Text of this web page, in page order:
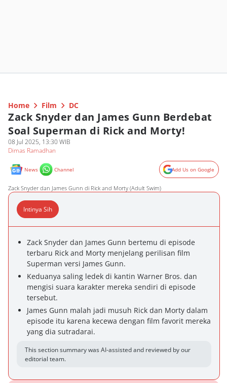
Home Film DC
Zack Snyder dan James Gunn Berdebat
Soal Superman di Rick and Morty!
08 Jul 2025, 13:30 WIB
Dimas Ramadhan
News Channel Add Us on Google
Zack Snyder dan James Gunn di Rick and Morty (Adult Swim)
Intinya Sih
Zack Snyder dan James Gunn bertemu di episode
terbaru Rick and Morty menjelang perilisan film
Superman versi James Gunn.
Keduanya saling ledek di kantin Warner Bros. dan
mengisi suara karakter mereka sendiri di episode
tersebut.
James Gunn malah jadi musuh Rick dan Morty dalam
episode itu karena kecewa dengan film favorit mereka
yang dia sutradarai.
This section summary was AI-assisted and reviewed by our
editorial team.